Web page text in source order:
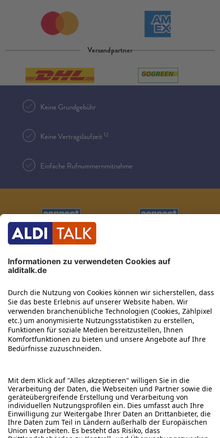
Versandpartner
Keine Grundgebühr
Keine Vertragslaufzeit12
Einfache Rufnummernmitnahme
ALDI TALK WEBSHOP
ALDI TALK MOBILFUNK